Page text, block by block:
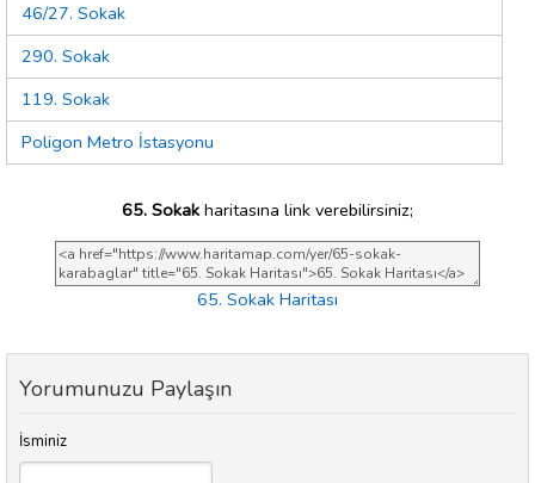
46/27. Sokak
290. Sokak
119. Sokak
Poligon Metro İstasyonu
65. Sokak haritasına link verebilirsiniz;
65. Sokak Haritası
Yorumunuzu Paylaşın
İsminiz